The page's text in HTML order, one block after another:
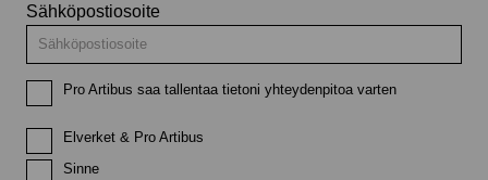
Sähköpostiosoite
Pro Artibus saa tallentaa tietoni yhteydenpitoa varten
Elverket & Pro Artibus
Sinne